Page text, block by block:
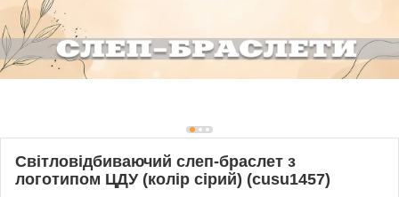
Світловідбиваючий слеп-браслет з
логотипом ЦДУ (колір сірий) (cusu1457)